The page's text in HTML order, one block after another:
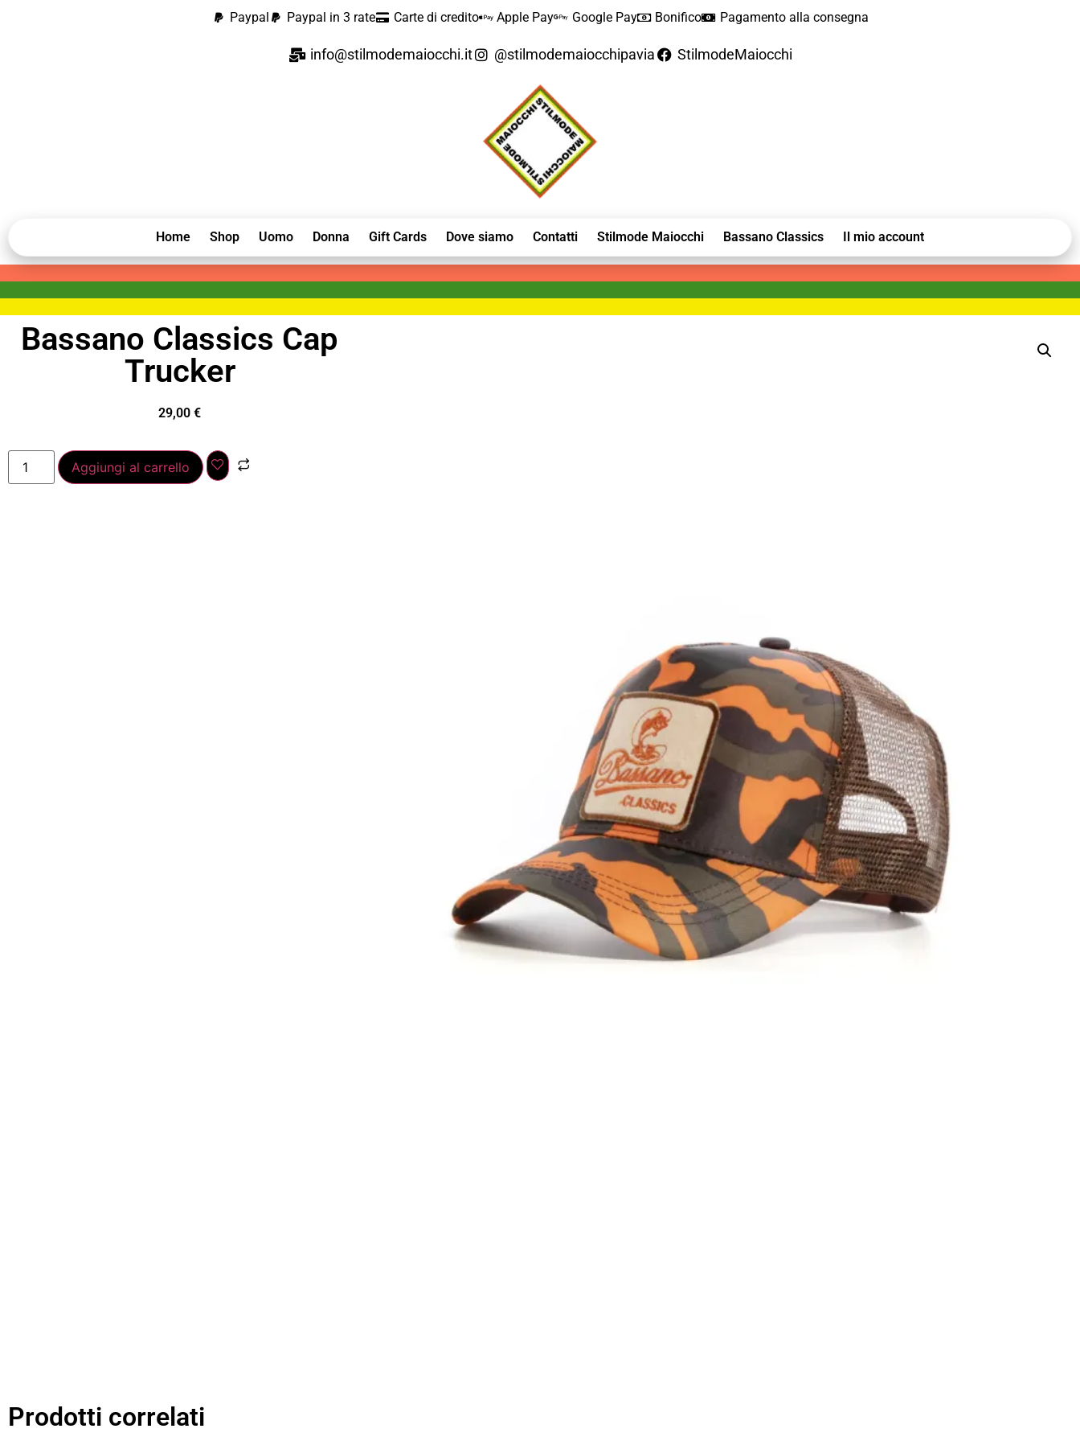
Paypal Paypal in 3 rate Carte di credito Apple Pay Google Pay Bonifico Pagamento alla consegna
info@stilmodemaiocchi.it @stilmodemaiocchipavia StilmodeMaiocchi
Home Shop Uomo Donna Gift Cards Dove siamo Contatti Stilmode Maiocchi Bassano Classics Il mio account
Bassano Classics Cap
Trucker
29,00€
Aggiungi al carrello
Prodotti correlati